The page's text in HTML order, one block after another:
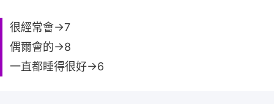
很經常會→7
偶爾會的→8
一直都睡得很好→6